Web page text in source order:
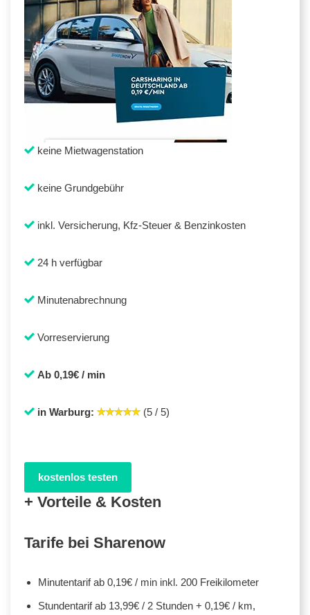
keine Mietwagenstation
keine Grundgebühr
inkl. Versicherung, Kfz-Steuer & Benzinkosten
24 h verfügbar
Minutenabrechnung
Vorreservierung
Ab 0,19€ / min
in Warburg: (5 / 5)
kostenlos testen
+ Vorteile & Kosten
Tarife bei Sharenow
Minutentarif ab 0,19€ / min inkl. 200 Freikilometer
Stundentarif ab 13,99€ / 2 Stunden + 0,19€ / km,